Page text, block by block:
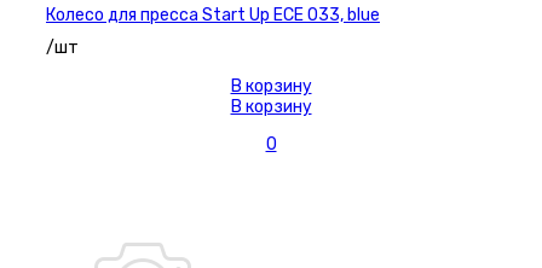
Колесо для пресса Start Up ECE 033, blue
/шт
В корзину
В корзину
0